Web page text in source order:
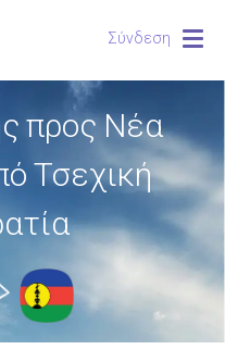
Σύνδεση
προς Νέα
Τσεχική